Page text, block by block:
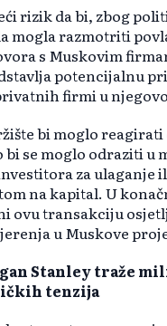
rizik da bi, zbog
mogla razmotriti
s Muskovim
potencijalnu
firmi u
bi moglo
bi se moglo odraziti u
za ulaganje
na kapital. U
ovu transakciju
u Muskove
Stanley traže
tenzija